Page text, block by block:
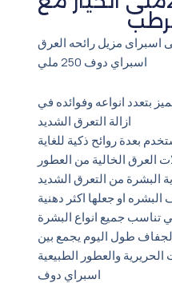
اسبراى مزيل رائحه العرق
اسبراي دوف 250 ملي
بتعدد انواعه وفوائده في
ازالة التعرق الشديد
بعدة روائح ذكية للغاية
العرق الخالية من العطور
البشرة من التعرق الشديد
او جعلها اكثر دهنية
تناسب جميع انواع البشرة
طول اليوم يجمع بين
والعطور الطبيعية
اسبراي دوف